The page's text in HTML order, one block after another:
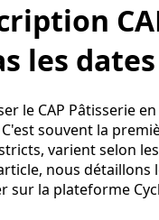
les dates
le CAP Pâtisserie
souvent la
varient selon
nous détaillons
sur la plateforme